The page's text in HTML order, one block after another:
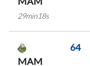
29min18s
MAM
64